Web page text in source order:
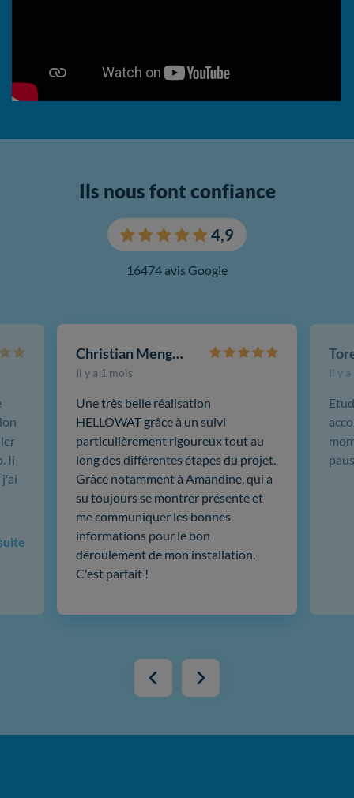
Ils nous font confiance
4,9
16474 avis Google
Christian Mengotti
Il y a 1 mois
Une très belle réalisation
HELLOWAT grâce à un suivi
particulièrement rigoureux tout au
long des différentes étapes du projet.
Grâce notamment à Amandine, qui a
su toujours se montrer présente et
me communiquer les bonnes
informations pour le bon
déroulement de mon installation.
C'est parfait !
Il y
Il